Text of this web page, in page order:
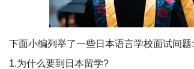
下面小编列举了一些日本语言学校面试间题:
1.为什么要到日本留学?